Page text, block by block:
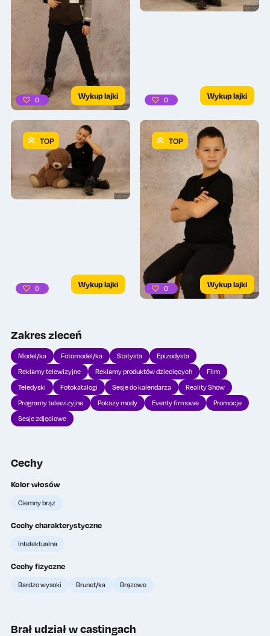
0 Wykup lajki 0 Wykup lajki
TOP
0 Wykup lajki
TOP
0 Wykup lajki
Zakres zleceń
Model/ka Fotomodel/ka Statysta
Epizodysta
Reklamy telewizyjne
Reklamy produktów dziecięcych
Film
Teledyski
Fotokatalogi Sesje do kalendarza
Reality Show
Programy telewizyjne
Pokazy mody Eventy firmowe
Promocje
Sesje zdjęciowe
Cechy
Kolor włosów
Ciemny brąz
Cechy charakterystyczne
Intelektualna
Cechy fizyczne
Bardzo wysoki Brunet/ka Brązowe
Brał udział w castingach